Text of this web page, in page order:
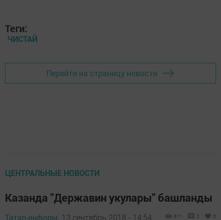
Теги:
ЧИСТАЙ
Перейти на страницу новости
ЦЕНТРАЛЬНЫЕ НОВОСТИ
Казанда "Державин укулары" башланды
Татар-информ, 13 сентябрь 2018 - 14:54 611 0 0